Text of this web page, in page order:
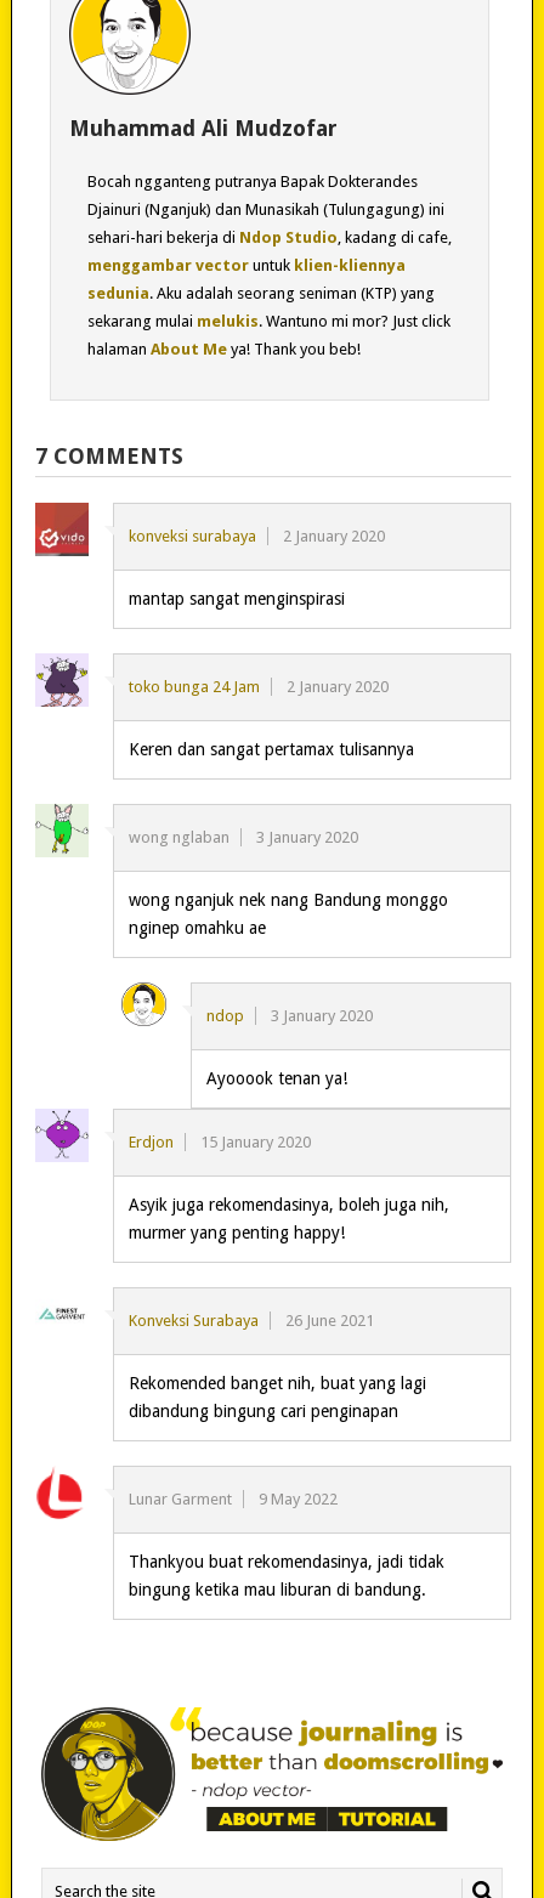
Muhammad Ali Mudzofar
Bocah ngganteng putranya Bapak Dokterandes
Djainuri (Nganjuk) dan Munasikah (Tulungagung) ini
sehari-hari bekerja di Ndop Studio , kadang di cafe,
menggambar vectoruntuk klien-kliennya
sedunia. Aku adalah seorang seniman (KTP) yang
sekarang mulai melukis. Wantuno mi mor? Just click
halaman About Meya! Thank you beb!
7 COMMENTS
konveksi surabaya 2 January 2020
mantap sangat menginspirasi
toko bunga 24 Jam 2 January 2020
Keren dan sangat pertamax tulisannya
wong nglaban 3 January 2020
wong nganjuk nek nang Bandung monggo
nginep omahku ae
ndop 3 January 2020
Ayooook tenan ya!
Erdjon 15 January 2020
Asyik juga rekomendasinya, boleh juga nih,
murmer yang penting happy!
Konveksi Surabaya 26 June 2021
Rekomended banget nih, buat yang lagi
dibandung bingung cari penginapan
Lunar Garment 9 May 2022
Thankyou buat rekomendasinya, jadi tidak
bingung ketika mau liburan di bandung.